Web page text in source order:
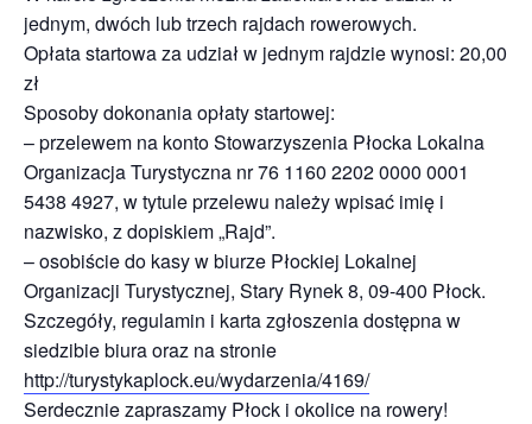
jednym, dwóch lub trzech rajdach rowerowych.
Opłata startowa za udział w jednym rajdzie wynosi: 20,00
zł
Sposoby dokonania opłaty startowej:
– przelewem na konto Stowarzyszenia Płocka Lokalna
Organizacja Turystyczna nr 76 1160 2202 0000 0001
5438 4927, w tytule przelewu należy wpisać imię i
nazwisko, z dopiskiem „Rajd”.
– osobiście do kasy w biurze Płockiej Lokalnej
Organizacji Turystycznej, Stary Rynek 8, 09-400 Płock.
Szczegóły, regulamin i karta zgłoszenia dostępna w
siedzibie biura oraz na stronie
http://turystykaplock.eu/wydarzenia/4169/
Serdecznie zapraszamy Płock i okolice na rowery!